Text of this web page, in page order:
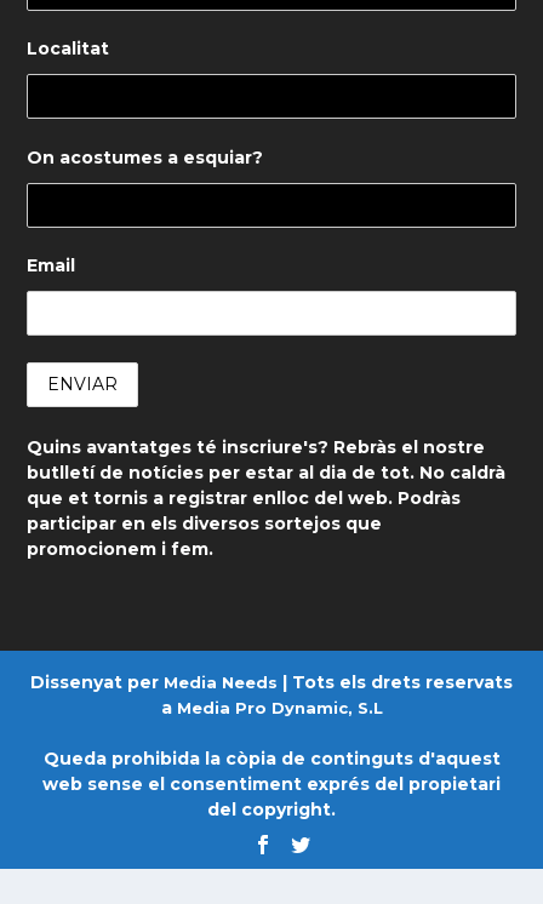
Localitat
On acostumes a esquiar?
Email
Quins avantatges té inscriure's? Rebràs el nostre
butlletí de notícies per estar al dia de tot. No caldrà
que et tornis a registrar enlloc del web. Podràs
participar en els diversos sortejos que
promocionem i fem.
Dissenyat per Media Needs | Tots els drets reservats
a Media Pro Dynamic, S.L
Queda prohibida la còpia de continguts d'aquest
web sense el consentiment exprés del propietari
del copyright.